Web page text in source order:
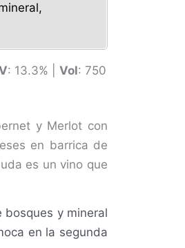
: 13.3% | Vol: 750
y Merlot con
en barrica de
es un vino que
bosques y mineral
en la segunda